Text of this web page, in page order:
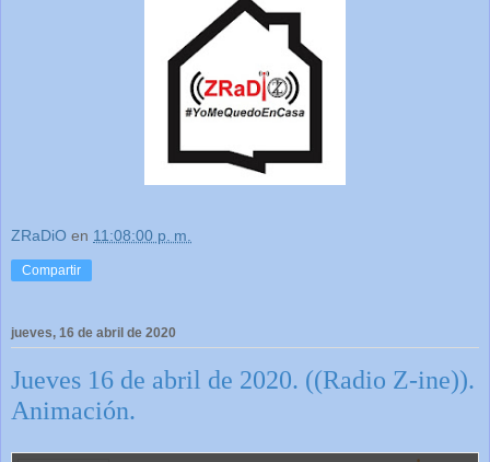
ZRaDiO en 11:08:00 p. m.
Compartir
jueves, 16 de abril de 2020
Jueves 16 de abril de 2020. ((Radio Z-ine)).
Animación.